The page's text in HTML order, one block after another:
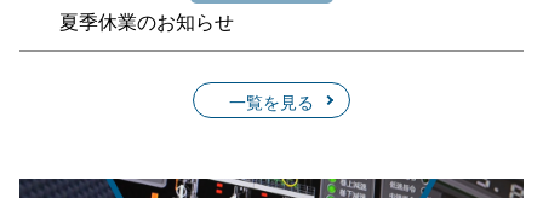
夏季休業のお知らせ
一覧を見る